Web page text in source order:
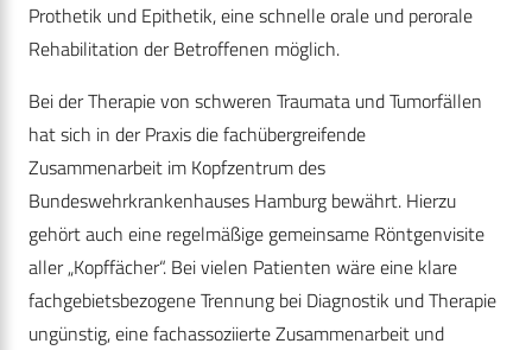
Prothetik und Epithetik, eine schnelle orale und perorale
Rehabilitation der Betroffenen möglich.
Bei der Therapie von schweren Traumata und Tumorfällen
hat sich in der Praxis die fachübergreifende
Zusammenarbeit im Kopfzentrum des
Bundeswehrkrankenhauses Hamburg bewährt. Hierzu
gehört auch eine regelmäßige gemeinsame Röntgenvisite
aller „Kopffächer“. Bei vielen Patienten wäre eine klare
fachgebietsbezogene Trennung bei Diagnostik und Therapie
ungünstig, eine ­fachassoziierte Zusammenarbeit und